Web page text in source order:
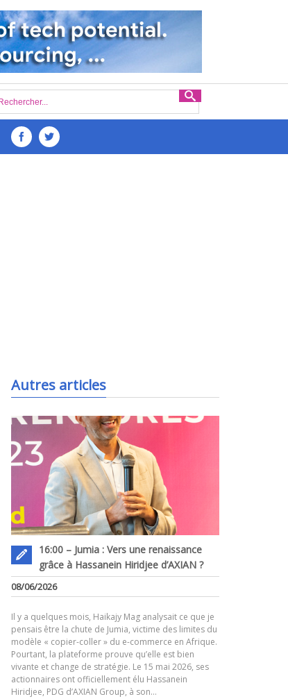
du lancement d’une startup numérique à Madagascar : Une
Autres articles
16:00 – Jumia : Vers une renaissance
grâce à Hassanein Hiridjee d’AXIAN ?
08/06/2026
Il y a quelques mois, Haikajy Mag analysait ce que je
pensais être la chute de Jumia, victime des limites du
modèle « copier-coller » du e-commerce en Afrique.
Pourtant, la plateforme prouve qu’elle est bien
vivante et change de stratégie. Le 15 mai 2026, ses
actionnaires ont officiellement élu Hassanein
Hiridjee, PDG d’AXIAN Group, à son…